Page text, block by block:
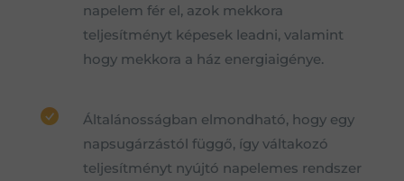
napelem fér el, azok mekkora
teljesítményt képesek leadni, valamint
hogy mekkora a ház energiaigénye.
Általánosságban elmondható, hogy egy
napsugárzástól függő, így váltakozó
teljesítményt nyújtó napelemes rendszer